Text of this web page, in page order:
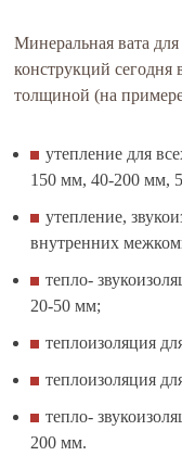
Минеральная вата
конструкций сегодня
толщиной (на
утепление для
150 мм, 40-200 мм,
утепление,
внутренних
тепло-
20-50 мм;
теплоизоляция
теплоизоляция
тепло-
200 мм.